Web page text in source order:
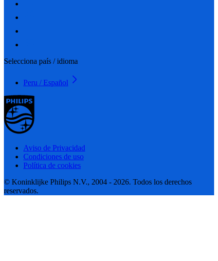
Selecciona país / idioma
Peru / Español
Aviso de Privacidad
Condiciones de uso
Política de cookies
© Koninklijke Philips N.V., 2004 - 2026. Todos los derechos
reservados.